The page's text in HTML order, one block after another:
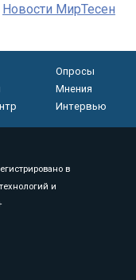
Новости МирТесен
Опросы
Мнения
Интервью
в
и